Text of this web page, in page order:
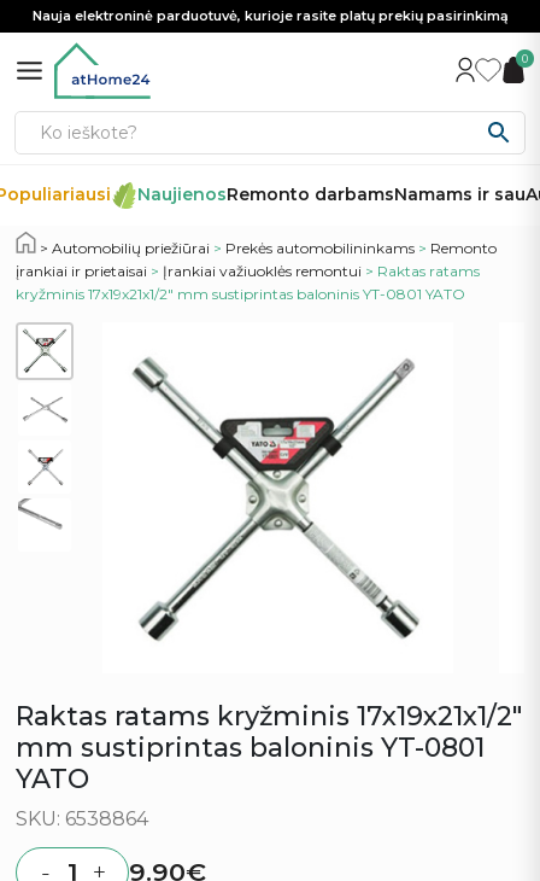
Nauja elektroninė parduotuvė, kurioje rasite platų prekių pasirinkimą
0
NaujienosRemonto darbamsNamams ir sau
Automobilių priežiūrai > Prekės automobilininkams > Remonto
įrankiai ir prietaisai > Įrankiai važiuoklės remontui > Raktas ratams
kryžminis 17x19x21x1/2″ mm sustiprintas baloninis YT-0801 YATO
Raktas ratams kryžminis 17x19x21x1/2″
mm sustiprintas baloninis YT-0801
YATO
SKU: 6538864
- + 9.90€